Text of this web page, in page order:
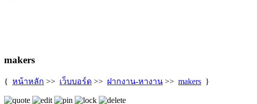
makers
{ หน้าหลัก >> เว็บบอร์ด >> ฝากงาน-หางาน >> makers }